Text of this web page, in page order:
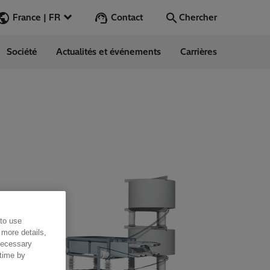
France | FR Contact Chercher
Société Actualités et événements Carrières
use
details,
by